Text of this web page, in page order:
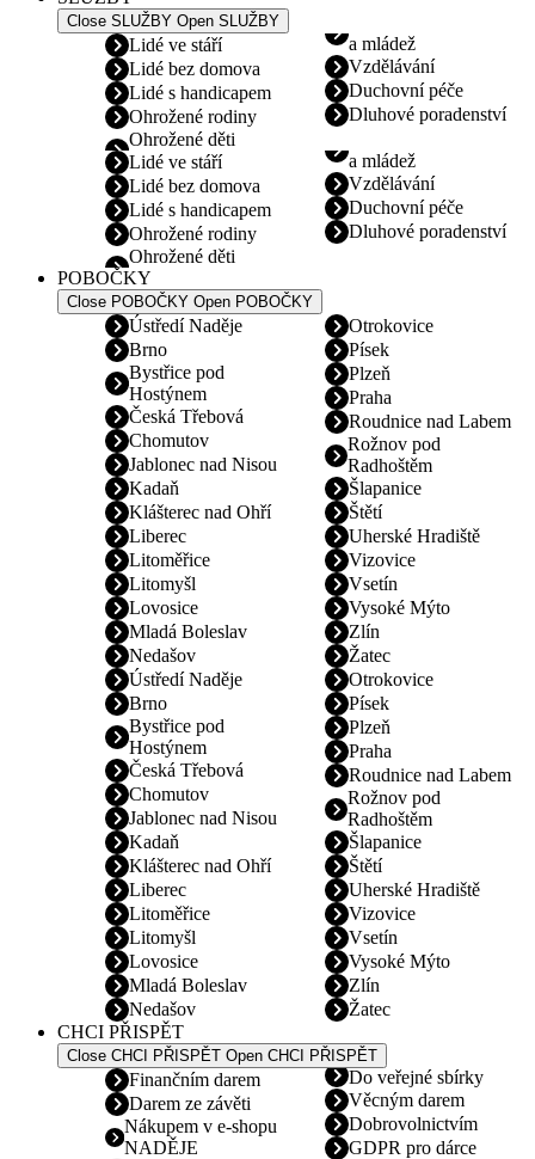
Close SLUŽBY Open SLUŽBY
Lidé ve stáří
Lidé bez domova
Lidé s handicapem
Ohrožené rodiny
Ohrožené děti
a mládež
Vzdělávání
Duchovní péče
Dluhové poradenství
Lidé ve stáří
Lidé bez domova
Lidé s handicapem
Ohrožené rodiny
Ohrožené děti
a mládež
Vzdělávání
Duchovní péče
Dluhové poradenství
POBOČKY
Close POBOČKY Open POBOČKY
Ústředí Naděje
Brno
Bystřice pod
Hostýnem
Česká Třebová
Chomutov
Jablonec nad Nisou
Kadaň
Klášterec nad Ohří
Liberec
Litoměřice
Litomyšl
Lovosice
Mladá Boleslav
Nedašov
Otrokovice
Písek
Plzeň
Praha
Roudnice nad Labem
Rožnov pod
Radhoštěm
Šlapanice
Štětí
Uherské Hradiště
Vizovice
Vsetín
Vysoké Mýto
Zlín
Žatec
Ústředí Naděje
Brno
Bystřice pod
Hostýnem
Česká Třebová
Chomutov
Jablonec nad Nisou
Kadaň
Klášterec nad Ohří
Liberec
Litoměřice
Litomyšl
Lovosice
Mladá Boleslav
Nedašov
Otrokovice
Písek
Plzeň
Praha
Roudnice nad Labem
Rožnov pod
Radhoštěm
Šlapanice
Štětí
Uherské Hradiště
Vizovice
Vsetín
Vysoké Mýto
Zlín
Žatec
CHCI PŘISPĚT
Close CHCI PŘISPĚT Open CHCI PŘISPĚT
Finančním darem
Darem ze závěti
Nákupem v e-shopu
NADĚJE
Do veřejné sbírky
Věcným darem
Dobrovolnictvím
GDPR pro dárce